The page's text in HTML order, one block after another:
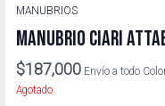
MANUBRIOS
MANUBRIO CIARI
$187,000 Envío a todo
Agotado